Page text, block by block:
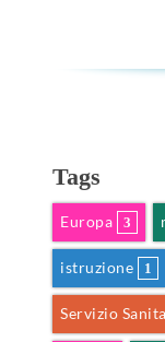
Tags
Europa 3
istruzione 1
Servizio